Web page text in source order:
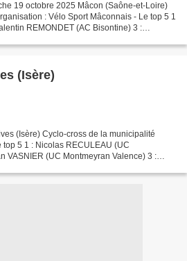
: Vélo Sport Mâconnais - Le top 5 1
REMONDET (AC Bisontine) 3 :
Cyclo-cross de Rives (Isère)
(Isère) Cyclo-cross de la municipalité
5 1 : Nicolas RECULEAU (UC
VASNIER (UC Montmeyran Valence) 3 :